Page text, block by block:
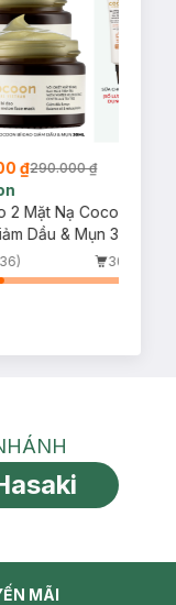
₫290.000 ₫
2 Mặt Nạ Cocoon Bí
Dầu & Mụn 30ml
30/tháng
chi nhánh
MÃI